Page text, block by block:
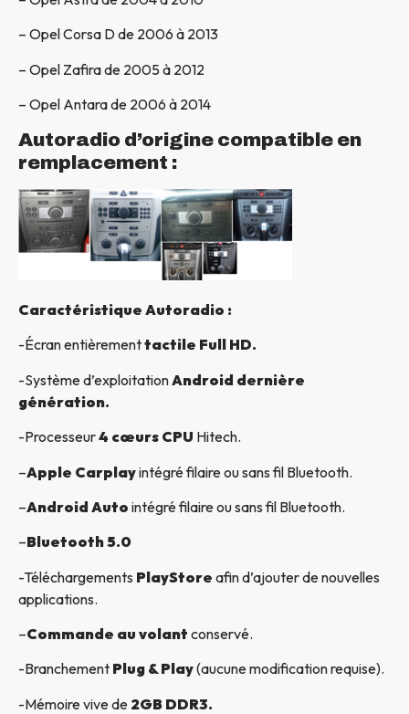
– Opel Corsa D de 2006 à 2013
– Opel Zafira de 2005 à 2012
– Opel Antara de 2006 à 2014
Autoradio d’origine compatible en
remplacement :
Caractéristique Autoradio :
-Écran entièrementtactile Full HD.
-Système d’exploitationAndroid dernière
génération.
-Processeur4 cœurs CPU Hitech.
–Apple Carplayintégré filaire ou sans fil Bluetooth.
–Android Auto intégré filaire ou sans fil Bluetooth.
–Bluetooth 5.0
-Téléchargements PlayStore afin d’ajouter de nouvelles
applications.
–Commande au volant conservé.
-Branchement Plug & Play(aucune modification requise).
-Mémoire vive de 2GB DDR3.